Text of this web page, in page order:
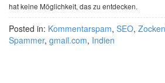
hat keine Möglichkeit, das zu entdecken.
Posted in: Kommentarspam, SEO, Zocken
Spammer, gmail.com, Indien